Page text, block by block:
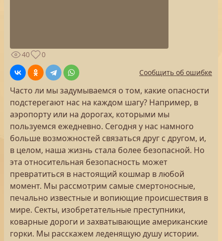
40
0
Сообщить об ошибке
Часто ли мы задумываемся о том, какие опасности
подстерегают нас на каждом шагу? Например, в
аэропорту или на дорогах, которыми мы
пользуемся ежедневно. Сегодня у нас намного
больше возможностей связаться друг с другом, и,
в целом, наша жизнь стала более безопасной. Но
эта относительная безопасность может
превратиться в настоящий кошмар в любой
момент. Мы рассмотрим самые смертоносные,
печально известные и вопиющие происшествия в
мире. Секты, изобретательные преступники,
коварные дороги и захватывающие американские
горки. Мы расскажем леденящую душу истории.